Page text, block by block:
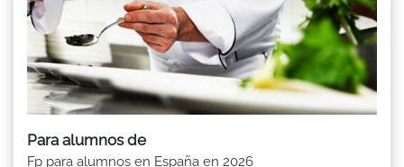
Para alumnos de
Fp para alumnos en España en 2026